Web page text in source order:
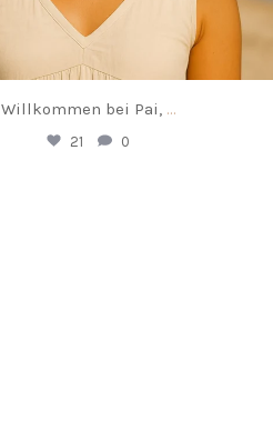
Willkommen bei Pai, ...
21 0